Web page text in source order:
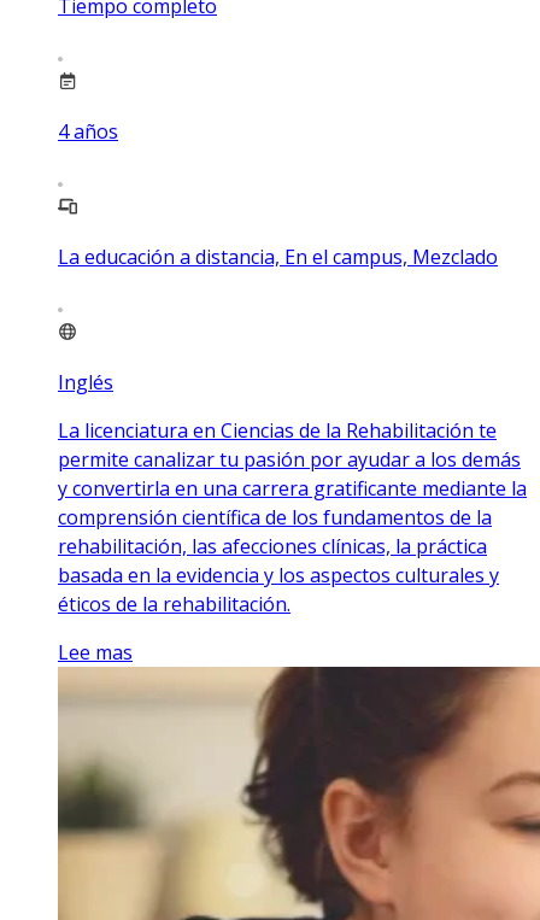
Tiempo completo
4años
La educación a distancia, En el campus, Mezclado
Inglés
La licenciatura en Ciencias de la Rehabilitación te
permite canalizar tu pasión por ayudar a los demás
y convertirla en una carrera gratificante mediante la
comprensión científica de los fundamentos de la
rehabilitación, las afecciones clínicas, la práctica
basada en la evidencia y los aspectos culturales y
éticos de la rehabilitación.
Lee mas